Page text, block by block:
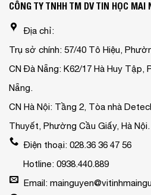
CÔNG TY TNHH TM DV TIN HỌC MAI
Địa chỉ:
Trụ sở chính: 57/40 Tô Hiệu,
CN Đà Nẵng: K62/17 Hà Huy
Nẵng.
CN Hà Nội: Tầng 2, Tòa nhà
Thuyết, Phường Cầu Giấy, Hà Nội.
Điện thoại: 028.36 36 47 56
Hotline: 0938.440.889
Email: